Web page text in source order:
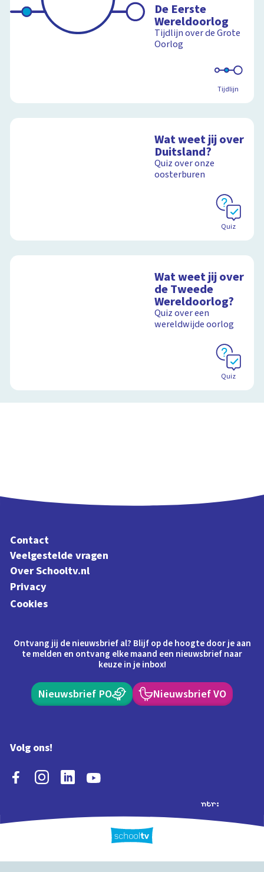
De Eerste
Wereldoorlog
Tijdlijn over de Grote
Oorlog
Tijdlijn
Wat weet jij over
Duitsland?
Quiz over onze
oosterburen
Quiz
Wat weet jij over
de Tweede
Wereldoorlog?
Quiz over een
wereldwijde oorlog
Quiz
Contact
Veelgestelde vragen
Over Schooltv.nl
Privacy
Cookies
Ontvang jij de nieuwsbrief al? Blijf op de hoogte door je aan
te melden en ontvang elke maand een nieuwsbrief naar
keuze in je inbox!
Nieuwsbrief PO Nieuwsbrief VO
Volg ons!